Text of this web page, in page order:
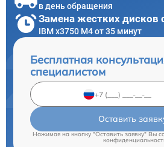
в день обращения
Замена жестких дисков
IBM x3750 M4 от 35 минут
Бесплатная
специалистом
Оставить
Нажимая на кнопку "Оставить заявку" Вы